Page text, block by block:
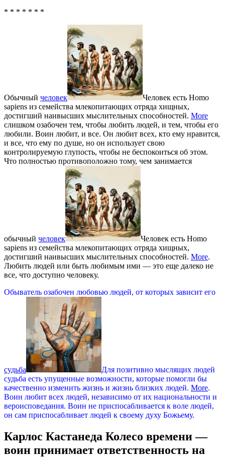
* * * * * * *
Обычный человек
Человек есть Homo
sapiens из семейства млекопитающих отряда хищных,
достигший наивысших мыслительных способностей. More
слишком озабочен тем, чтобы любить людей, и тем, чтобы его
любили. Воин любит, и все. Он любит всех, кто ему нравится,
и все, что ему по душе, но он использует свою
контролируемую глупость, чтобы не беспокоиться об этом.
Что полностью противоположно тому, чем занимается
обычный человек
Человек есть Homo
sapiens из семейства млекопитающих отряда хищных,
достигший наивысших мыслительных способностей. More.
Любить людей или быть любимым ими — это еще далеко не
все, что доступно человеку.
Обыватель озабочен любовью людей, от которых зависит его
судьба
Для позитивно мыслящих людей
судьба есть упущенные возможности, которые помогли бы
качественно изменить жизнь и жизнь близких людей. More.
Воин любит всех людей, независимо от их национальности и
вероисповедания. Воин не приспосабливается к воле людей,
он сам приспосабливает людей к своему духу Божьему.
Карлос Кастанеда Колесо времени —
воин принимает ответственность на